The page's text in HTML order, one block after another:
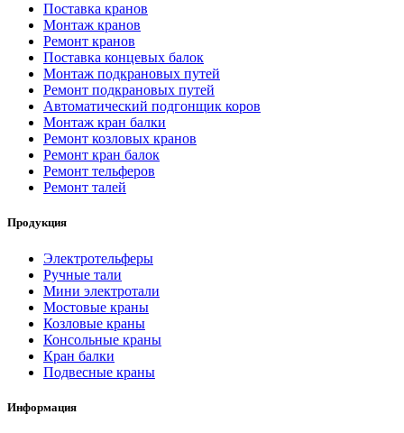
Поставка кранов
Монтаж кранов
Ремонт кранов
Поставка концевых балок
Монтаж подкрановых путей
Ремонт подкрановых путей
Автоматический подгонщик коров
Монтаж кран балки
Ремонт козловых кранов
Ремонт кран балок
Ремонт тельферов
Ремонт талей
Продукция
Электротельферы
Ручные тали
Мини электротали
Мостовые краны
Козловые краны
Консольные краны
Кран балки
Подвесные краны
Информация